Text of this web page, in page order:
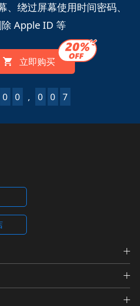
、绕过屏幕使用时间密码、
Apple ID 等
立即购买
0 0 , 0 0 7